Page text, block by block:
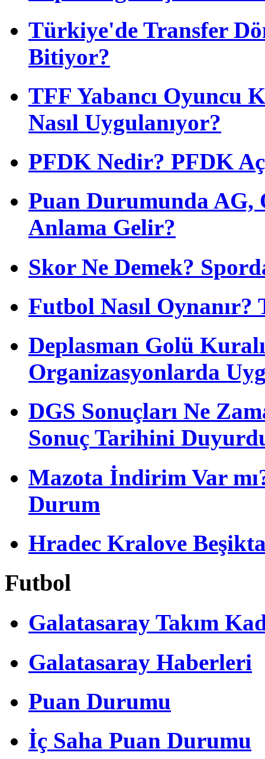
Türkiye'de Transfer
Bitiyor?
TFF Yabancı Oyuncu
Nasıl Uygulanıyor?
PFDK Nedir? PFDK
Puan Durumunda AG,
Anlama Gelir?
Skor Ne Demek?
Futbol Nasıl
Deplasman Golü
Organizasyonlarda
DGS Sonuçları Ne
Sonuç Tarihini
Mazota İndirim Var
Durum
Hradec Kralove
Futbol
Galatasaray Takım
Galatasaray Haberleri
Puan Durumu
İç Saha Puan Durumu